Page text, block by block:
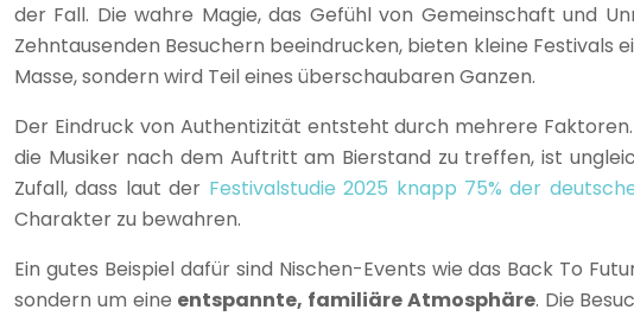
der Fall. Die wahre Magie, das Gefühl von Gemeinschaft und
Zehntausenden Besuchern beeindrucken, bieten kleine Festivals
Masse, sondern wird Teil eines überschaubaren Ganzen.
Der Eindruck von Authentizität entsteht durch mehrere
die Musiker nach dem Auftritt am Bierstand zu treffen, ist
Zufall, dass laut der Festivalstudie 2025 knapp 75% der
Charakter zu bewahren.
Ein gutes Beispiel dafür sind Nischen-Events wie das Back To
sondern um eine entspannte, familiäre Atmosphäre. Die